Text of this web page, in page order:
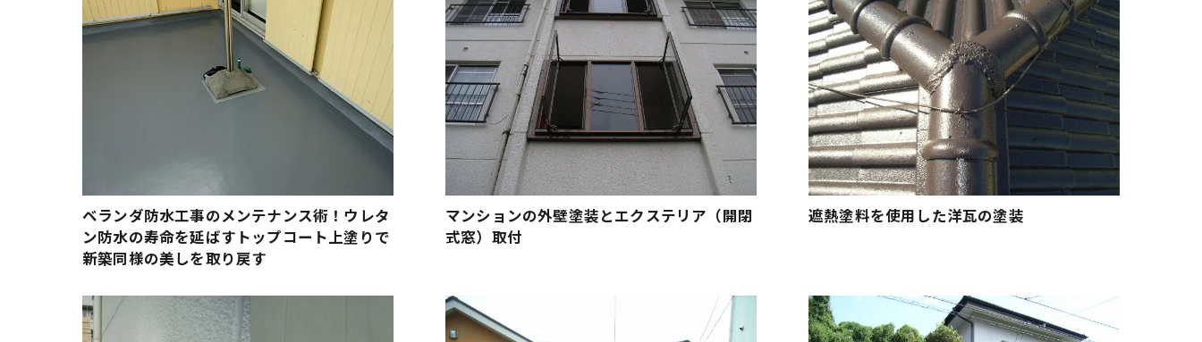
ベランダ防水工事のメンテナンス術！ウレタ
ン防水の寿命を延ばすトップコート上塗りで
新築同様の美しを取り戻す
マンションの外壁塗装とエクステリア（開閉
式窓）取付
遮熱塗料を使用した洋瓦の塗装